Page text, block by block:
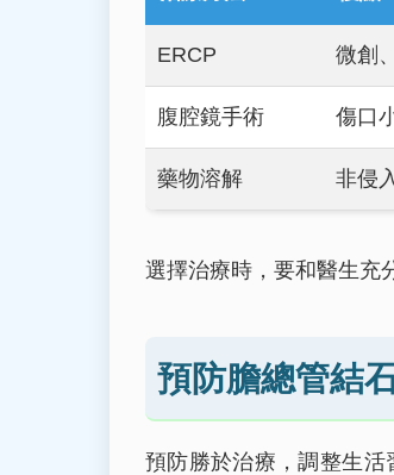
ERCP 微創
腹腔鏡手術 傷口
藥物溶解 非侵
選擇治療時，要和醫生充
預防膽總管結
預防勝於治療，調整生